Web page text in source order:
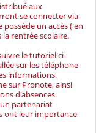
aux
se connecter via
un accès ( en
la rentrée scolaire.
le tutoriel ci-
sur les téléphone
informations.
sur Pronote, ainsi
d'absences.
partenariat
ont leur importance